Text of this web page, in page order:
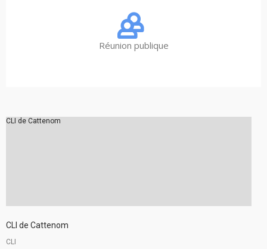
Réunion publique
CLI de Cattenom
CLI de Cattenom
CLI